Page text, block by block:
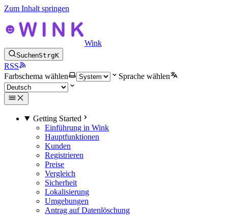
Zum Inhalt springen
Wink
SuchenStrgK
RSS
Farbschema wählen
Sprache wählen
Getting Started
Einführung in Wink
Hauptfunktionen
Kunden
Registrieren
Preise
Vergleich
Sicherheit
Lokalisierung
Umgebungen
Antrag auf Datenlöschung